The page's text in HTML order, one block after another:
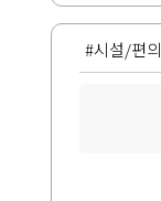
#시설/편의